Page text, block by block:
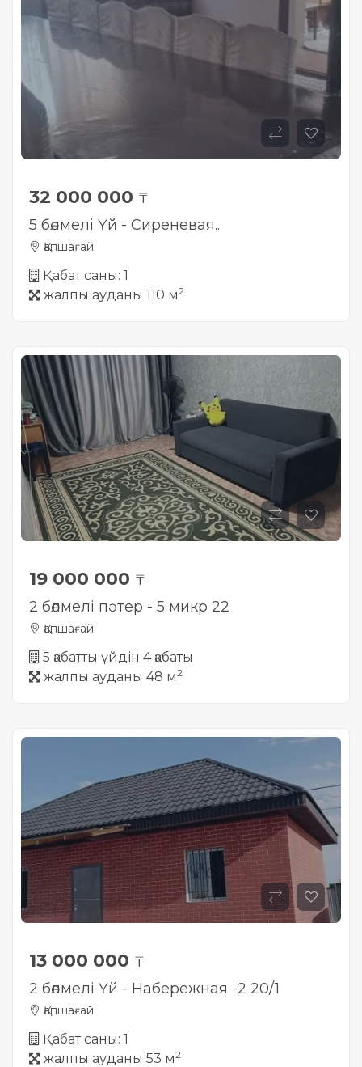
32 000 000 ₸
5 бөлмелі Үй - Сиреневая..
Қапшағай
Қабат саны: 1
жалпы ауданы 110 м2
19 000 000 ₸
2 бөлмелі пәтер - 5 микр 22
Қапшағай
5 қабатты үйдін 4 қабаты
жалпы ауданы 48 м2
13 000 000 ₸
2 бөлмелі Үй - Набережная -2 20/1
Қапшағай
Қабат саны: 1
жалпы ауданы 53 м2